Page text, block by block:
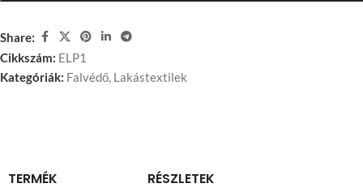
Share:
Cikkszám: ELP1
Kategóriák: Falvédő, Lakástextilek
TERMÉK RÉSZLETEK